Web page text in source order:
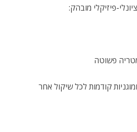
פיזיקלי מובהק:
פשוטה
קודמות לכל שיקול אחר